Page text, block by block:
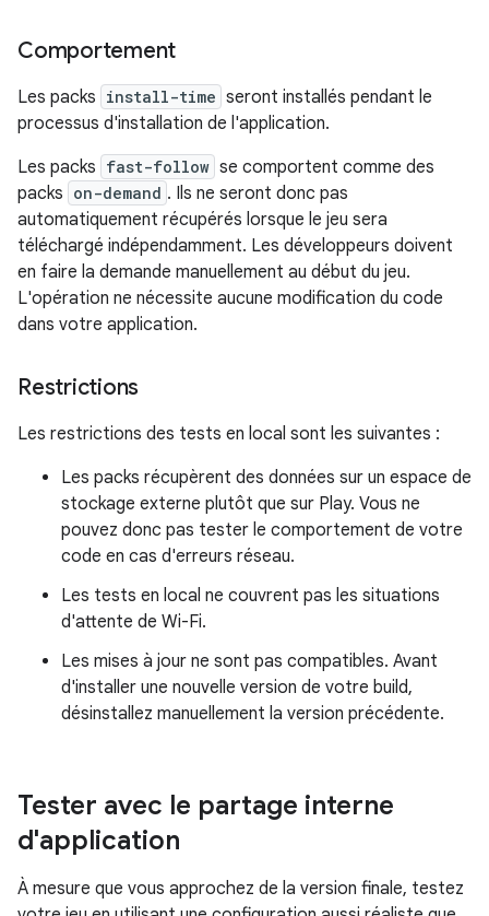
Comportement
Les packs install-time seront installés pendant le
processus d'installation de l'application.
Les packs fast-follow se comportent comme des
packs on-demand . Ils ne seront donc pas
automatiquement récupérés lorsque le jeu sera
téléchargé indépendamment. Les développeurs doivent
en faire la demande manuellement au début du jeu.
L'opération ne nécessite aucune modification du code
dans votre application.
Restrictions
Les restrictions des tests en local sont les suivantes :
Les packs récupèrent des données sur un espace de
stockage externe plutôt que sur Play. Vous ne
pouvez donc pas tester le comportement de votre
code en cas d'erreurs réseau.
Les tests en local ne couvrent pas les situations
d'attente de Wi-Fi.
Les mises à jour ne sont pas compatibles. Avant
d'installer une nouvelle version de votre build,
désinstallez manuellement la version précédente.
Tester avec le partage interne
d'application
À mesure que vous approchez de la version finale, testez